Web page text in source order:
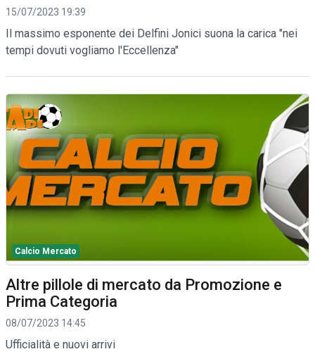
15/07/2023 19:39
Il massimo esponente dei Delfini Jonici suona la carica "nei
tempi dovuti vogliamo l'Eccellenza"
Calcio Mercato
Altre pillole di mercato da Promozione e
Prima Categoria
08/07/2023 14:45
Ufficialità e nuovi arrivi